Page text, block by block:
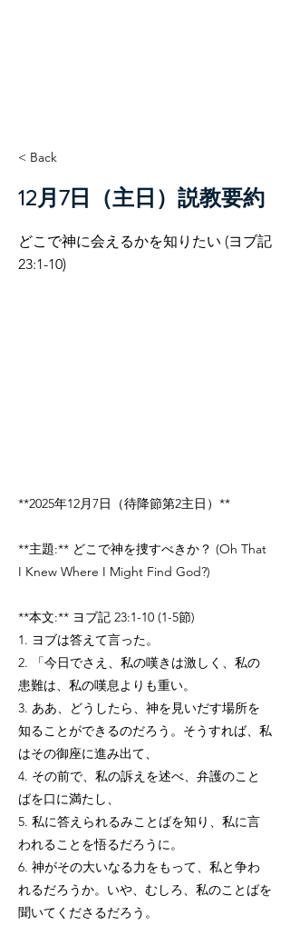
< Back
12月7日（主日）説教要約
どこで神に会えるかを知りたい (ヨブ記
23:1-10)
**2025年12月7日（待降節第2主日）**
**主題:** どこで神を捜すべきか？ (Oh That
I Knew Where I Might Find God?)
**本文:** ヨブ記 23:1-10 (1-5節)
1. ヨブは答えて言った。
2. 「今日でさえ、私の嘆きは激しく、私の
患難は、私の嘆息よりも重い。
3. ああ、どうしたら、神を見いだす場所を
知ることができるのだろう。そうすれば、私
はその御座に進み出て、
4. その前で、私の訴えを述べ、弁護のこと
ばを口に満たし、
5. 私に答えられるみことばを知り、私に言
われることを悟るだろうに。
6. 神がその大いなる力をもって、私と争わ
れるだろうか。いや、むしろ、私のことばを
聞いてくださるだろう。